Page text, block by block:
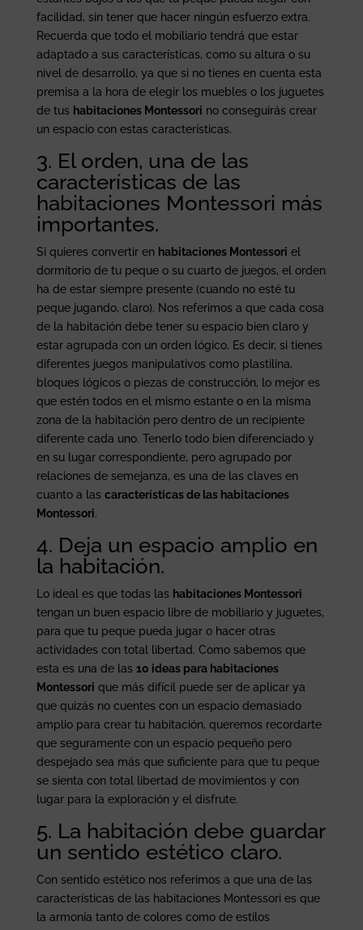
facilidad, sin tener que hacer ningún esfuerzo extra.
Recuerda que todo el mobiliario tendrá que estar
adaptado a sus características, como su altura o su
nivel de desarrollo, ya que si no tienes en cuenta esta
premisa a la hora de elegir los muebles o los juguetes
de tus habitaciones Montessori no conseguirás crear
un espacio con estas características.
3. El orden, una de las
características de las
habitaciones Montessori más
importantes.
Si quieres convertir en habitaciones Montessori el
dormitorio de tu peque o su cuarto de juegos, el orden
ha de estar siempre presente (cuando no esté tu
peque jugando, claro). Nos referimos a que cada cosa
de la habitación debe tener su espacio bien claro y
estar agrupada con un orden lógico. Es decir, si tienes
diferentes juegos manipulativos como plastilina,
bloques lógicos o piezas de construcción, lo mejor es
que estén todos en el mismo estante o en la misma
zona de la habitación pero dentro de un recipiente
diferente cada uno. Tenerlo todo bien diferenciado y
en su lugar correspondiente, pero agrupado por
relaciones de semejanza, es una de las claves en
cuanto a las características de las habitaciones
Montessori.
4. Deja un espacio amplio en
la habitación.
Lo ideal es que todas las habitaciones Montessori
tengan un buen espacio libre de mobiliario y juguetes,
para que tu peque pueda jugar o hacer otras
actividades con total libertad. Como sabemos que
esta es una de las 10 ideas para habitaciones
Montessori que más difícil puede ser de aplicar ya
que quizás no cuentes con un espacio demasiado
amplio para crear tu habitación, queremos recordarte
que seguramente con un espacio pequeño pero
despejado sea más que suficiente para que tu peque
se sienta con total libertad de movimientos y con
lugar para la exploración y el disfrute.
5. La habitación debe guardar
un sentido estético claro.
Con sentido estético nos referimos a que una de las
características de las habitaciones Montessori es que
la armonía tanto de colores como de estilos